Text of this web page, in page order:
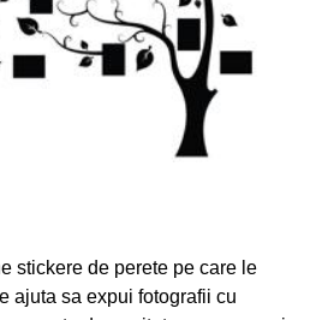
stickere de perete pe care le
ajuta sa expui fotografii cu